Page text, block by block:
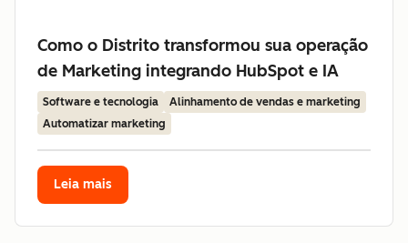
Como o Distrito transformou sua operação
de Marketing integrando HubSpot e IA
Software e tecnologia
Alinhamento de vendas e marketing
Automatizar marketing
Leia mais